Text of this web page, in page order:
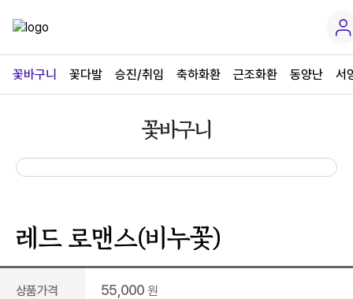
꽃바구니 꽃다발 승진/취임 축하화환 근조화환 동양난 서
꽃바구니
레드 로맨스(비누꽃)
상품가격 55,000 원